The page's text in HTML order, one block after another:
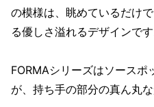
の模様は、眺めているだけ
る優しさ溢れるデザインです
FORMAシリーズはソースポ
が、持ち手の部分の真ん丸